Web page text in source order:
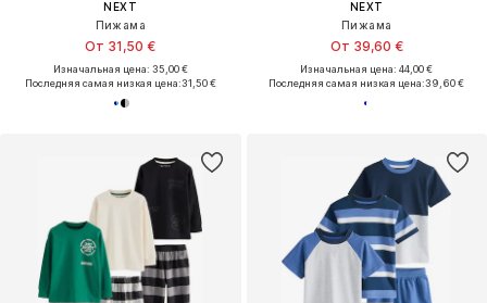
NEXT
Пижама
От 31,50 €
Изначальная цена: 35,00 €
Последняя самая низкая цена:31,50 €
NEXT
Пижама
От 39,60 €
Изначальная цена: 44,00 €
Последняя самая низкая цена:39,60 €